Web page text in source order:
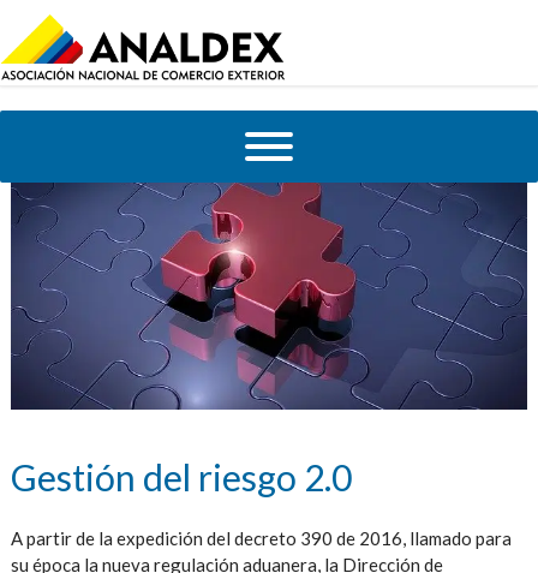
Gestión del riesgo 2.0
A partir de la expedición del decreto 390 de 2016, llamado para
su época la nueva regulación aduanera, la Dirección de